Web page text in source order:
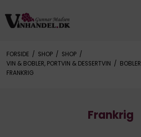
FORSIDE / SHOP / SHOP /
VIN & BOBLER, PORTVIN & DESSERTVIN / BOBLER
FRANKRIG
Frankrig